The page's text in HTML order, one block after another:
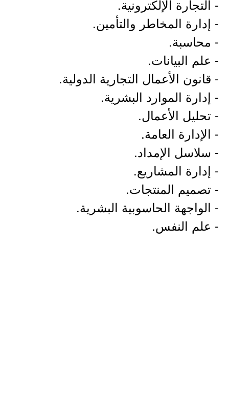
- التجارة الإلكترونية.
- إدارة المخاطر والتأمين.
- محاسبة.
- علم البيانات.
- قانون الأعمال التجارية الدولية.
- إدارة الموارد البشرية.
- تحليل الأعمال.
- الإدارة العامة.
- سلاسل الإمداد.
- إدارة المشاريع.
- تصميم المنتجات.
- الواجهة الحاسوبية البشرية.
- علم النفس.